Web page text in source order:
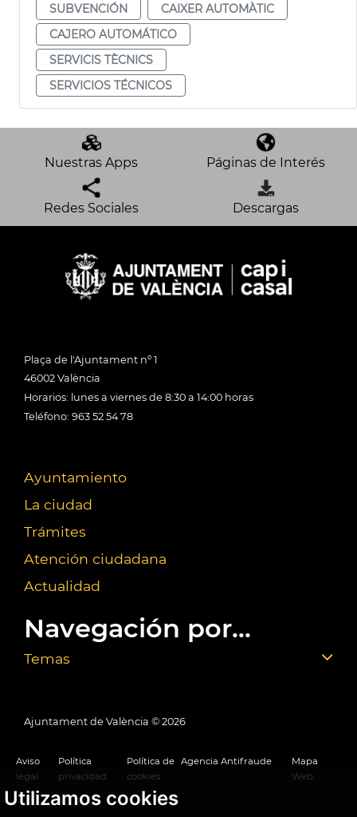
Utilizamos cookies
SUBVENCIÓN
CAIXER AUTOMÀTIC
CAJERO AUTOMÁTICO
SERVICIS TÈCNICS
SERVICIOS TÉCNICOS
Nuestras Apps Páginas de Interés
Redes Sociales Descargas
Plaça de l'Ajuntament nº 1
46002 València
Horarios: lunes a viernes de 8:30 a 14:00 horas
Teléfono: 963 52 54 78
Ayuntamiento
La ciudad
Trámites
Atención ciudadana
Actualidad
Navegación por...
Temas
Ajuntament de València © 2026
Aviso
legal
Política
privacidad
Política de
cookies
Agencia Antifraude
Mapa
Web